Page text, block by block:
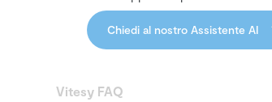
Chiedi al nostro Assistente AI
Vitesy FAQ